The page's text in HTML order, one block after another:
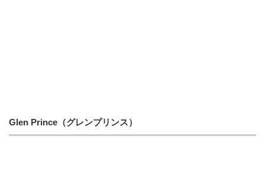
Glen Prince（グレンプリンス）